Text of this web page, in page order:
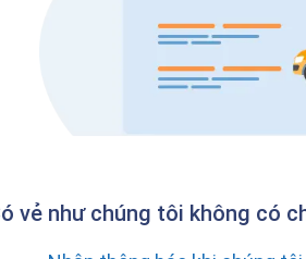
vẻ như chúng tôi không có